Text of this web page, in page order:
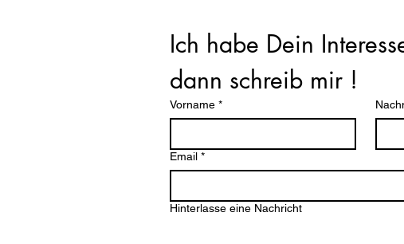
Ich habe Dein
dann schreib mir !
Vorname *
Email *
Hinterlasse eine Nachricht